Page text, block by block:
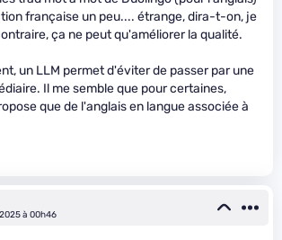
française un peu.... étrange, dira-t-on, je
ça ne peut qu'améliorer la qualité.
un LLM permet d'éviter de passer par une
Il me semble que pour certaines,
que de l'anglais en langue associée à
à 00h46